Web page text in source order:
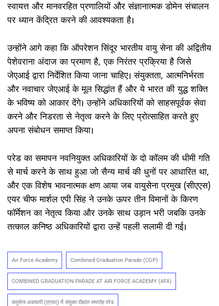
स्वायत्त और मानवरहित प्रणालियों और संज्ञानात्मक डोमेन संचालन
पर ध्यान केंद्रित करने की आवश्यकता है।
उन्होंने आगे कहा कि ऑपरेशन सिंदूर भारतीय वायु सेना की अद्वितीय
पेशेवराना अंदाज का प्रमाण है, एक निरंतर प्रक्रिया है जिसे
जेएआई द्वारा निर्देशित किया जाना चाहिए। संयुक्तता, आत्मनिर्भरता
और नवाचार जेएआई के मूल सिद्धांत हैं और ये भारत की युद्ध शक्ति
के भविष्य को आकार देंगे। उन्होंने अधिकारियों को साहसपूर्वक सेवा
करने और निडरता से नेतृत्व करने के लिए प्रोत्साहित करते हुए
अपना संबोधन समाप्त किया।
परेड का समापन नवनियुक्त अधिकारियों के दो कॉलम की धीमी गति
से मार्च करने के साथ हुआ जो सैन्य मार्च की धुनों पर आधारित था,
और एक विशेष भावनात्मक क्षण आया जब वायुसेना प्रमुख (सीएएस)
एयर चीफ मार्शल एपी सिंह ने उनके ऊपर तीन विमानों के किरण
फॉर्मेशन का नेतृत्व किया और उनके साथ उड़ान भरी जबकि उनके
तत्काल कनिष्ठ अधिकारियों द्वारा उन्हें पहली सलामी दी गई।
Air Force Academy Combined Graduation Parade (CGP)
COMBINED GRADUATION PARADE AT AIR FORCE ACADEMY (AFA)
वायुसेना अकादमी (एएफए) में संयुक्त दीक्षांत समारोह परेड